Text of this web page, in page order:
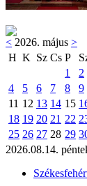
< 2026. május >
H K Sz Cs P
1
2
4
5 6 7 8 9
11 12 13 14 15
18 19 20 21 22
25 26 27 28 29
2026.08.14.